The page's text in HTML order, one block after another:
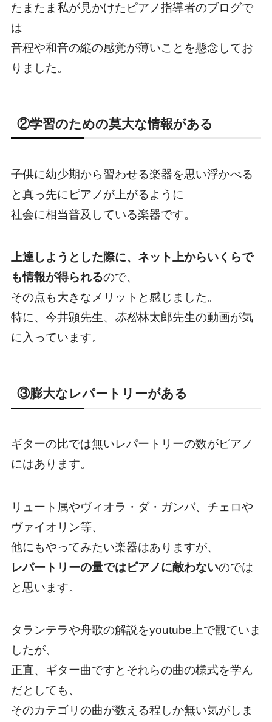
たまたま私が見かけたピアノ指導者のブログで
は
音程や和音の縦の感覚が薄いことを懸念してお
りました。
②学習のための莫大な情報がある
子供に幼少期から習わせる楽器を思い浮かべる
と真っ先にピアノが上がるように
社会に相当普及している楽器です。
上達しようとした際に、ネット上からいくらで
も情報が得られるので、
その点も大きなメリットと感じました。
特に、今井顕先生、 赤松林太郎先生の動画が気
に入っています。
③膨大なレパートリーがある
ギターの比では無いレパートリーの数がピアノ
にはあります。
リュート属やヴィオラ・ダ・ガンバ、チェロや
ヴァイオリン等、
他にもやってみたい楽器はありますが、
レパートリーの量ではピアノに敵わないのでは
と思います。
タランテラや舟歌の解説をyoutube上で観ていま
したが、
正直、ギター曲ですとそれらの曲の様式を学ん
だとしても、
そのカテゴリの曲が数える程しか無い気がしま